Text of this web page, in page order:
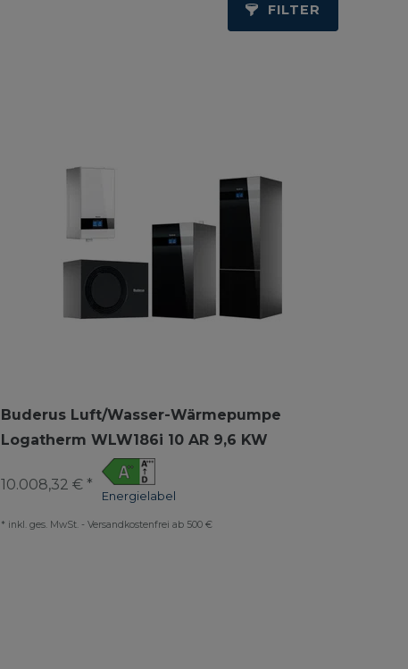
FILTER
Buderus Luft/Wasser-Wärmepumpe
Logatherm WLW186i 10 AR 9,6 KW
Energielabel
10.008,32 € *
* inkl. ges. MwSt. - Versandkostenfrei ab 500 €